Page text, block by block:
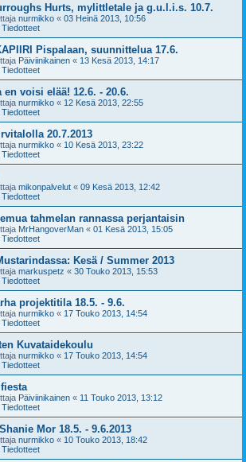
Hurts, mylittletale ja g.u.l.i.s. 10.7.
nurmikko « 03 Heinä 2013, 10:56
Tiedotteet
Pispalaan, suunnittelua 17.6.
Päiviinikainen « 13 Kesä 2013, 14:17
Tiedotteet
voisi elää! 12.6. - 20.6.
nurmikko « 12 Kesä 2013, 22:55
Tiedotteet
20.7.2013
nurmikko « 10 Kesä 2013, 23:22
Tiedotteet
mikonpalvelut « 09 Kesä 2013, 12:42
Tiedotteet
tahmelan rannassa perjantaisin
MrHangoverMan « 01 Kesä 2013, 15:05
Tiedotteet
Kesä / Summer 2013
markuspetz « 30 Touko 2013, 15:53
Tiedotteet
projektitila 18.5. - 9.6.
nurmikko « 17 Touko 2013, 14:54
Tiedotteet
Kuvataidekoulu
nurmikko « 17 Touko 2013, 14:54
Tiedotteet
Päiviinikainen « 11 Touko 2013, 13:12
Tiedotteet
Mor 18.5. - 9.6.2013
nurmikko « 10 Touko 2013, 18:42
Tiedotteet